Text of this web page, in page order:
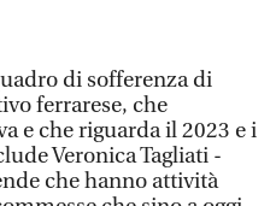
di sofferenza di
ferrarese, che
e che riguarda il 2023 e i
Veronica Tagliati -
che hanno attività